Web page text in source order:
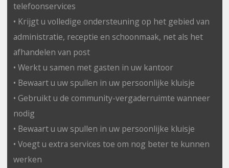
telefoonservices
• Krijgt u volledige ondersteuning op het gebied van
administratie, receptie en schoonmaak, net als het
afhandelen van post
• Werkt u samen met gasten in uw kantoor
• Bewaart u uw spullen in uw persoonlijke kluisje
• Gebruikt u de community-vergaderruimte wanneer
nodig
• Bewaart u uw spullen in uw persoonlijke kluisje
• Voegt u extra services toe om nog beter te kunnen
werken